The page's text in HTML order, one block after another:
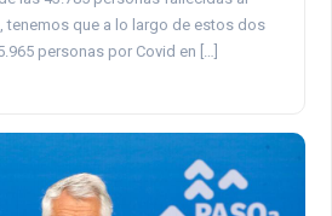
tenemos que a lo largo de estos dos
personas por Covid en […]